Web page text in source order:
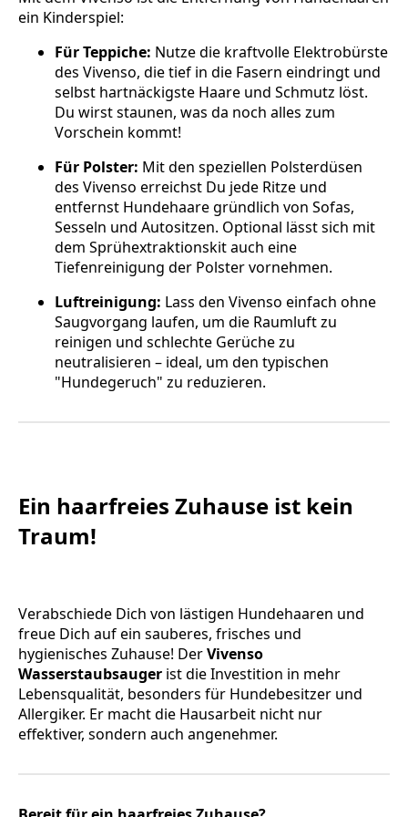
ein Kinderspiel:
Für Teppiche: Nutze die kraftvolle Elektrobürste
des Vivenso, die tief in die Fasern eindringt und
selbst hartnäckigste Haare und Schmutz löst.
Du wirst staunen, was da noch alles zum
Vorschein kommt!
Für Polster: Mit den speziellen Polsterdüsen
des Vivenso erreichst Du jede Ritze und
entfernst Hundehaare gründlich von Sofas,
Sesseln und Autositzen. Optional lässt sich mit
dem Sprühextraktionskit auch eine
Tiefenreinigung der Polster vornehmen.
Luftreinigung: Lass den Vivenso einfach ohne
Saugvorgang laufen, um die Raumluft zu
reinigen und schlechte Gerüche zu
neutralisieren – ideal, um den typischen
"Hundegeruch" zu reduzieren.
Ein haarfreies Zuhause ist kein
Traum!
Verabschiede Dich von lästigen Hundehaaren und
freue Dich auf ein sauberes, frisches und
hygienisches Zuhause! DerVivenso
Wasserstaubsauger ist die Investition in mehr
Lebensqualität, besonders für Hundebesitzer und
Allergiker. Er macht die Hausarbeit nicht nur
effektiver, sondern auch angenehmer.